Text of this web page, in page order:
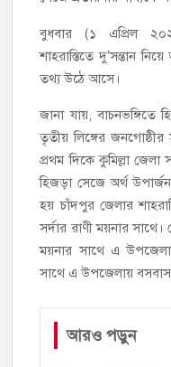
বুধবার (১ এপ্রিল
শাহরাস্তিতে দু’সন্তান
তথ্য উঠে আসে।
জানা যায়, বাচনভঙ্গিতে
তৃতীয় লিঙ্গের জনগোষ্ঠীর
প্রথম দিকে কুমিল্লা
হিজড়া সেজে অর্থ
হয় চাঁদপুর জেলার
সর্দার রাণী ময়নার
ময়নার সাথে এ
সাথে এ উপজেলায়
আরও পড়ুন